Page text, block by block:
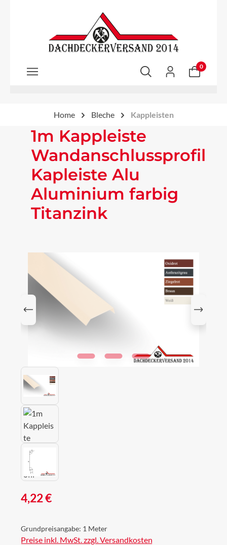
Zum Hauptinhalt springen
0
Home Bleche Kappleisten
1m Kappleiste
Wandanschlussprofil
Kapleiste Alu
Aluminium farbig
Titanzink
Bildergalerie überspringen
Regulärer Preis:
4,22 €
Grundpreisangabe: 1 Meter
Preise inkl. MwSt. zzgl. Versandkosten